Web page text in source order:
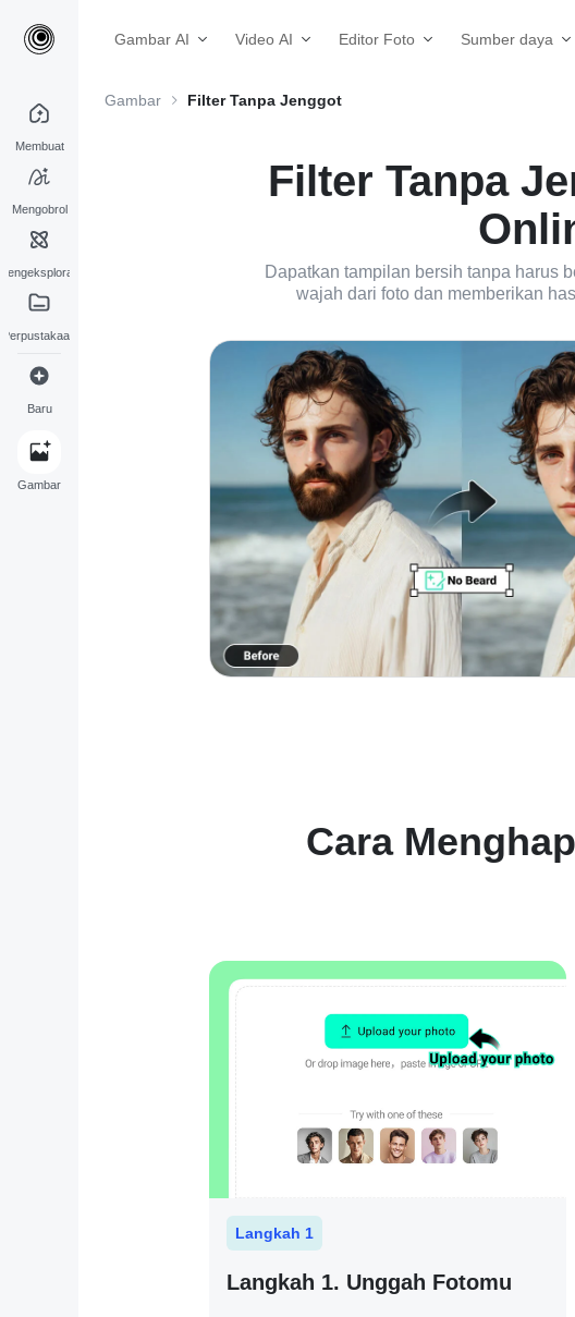
Gambar AI Video AI Editor Foto Sumber daya
Membuat
Mengobrol
Perpustakaan
Baru
Gambar
Gambar Filter Tanpa Jenggot
Filter Tanpa
Dapatkan tampilan bersih tanpa harus
wajah dari foto dan memberikan
Cara
Langkah 1
Langkah 1. Unggah Fotomu